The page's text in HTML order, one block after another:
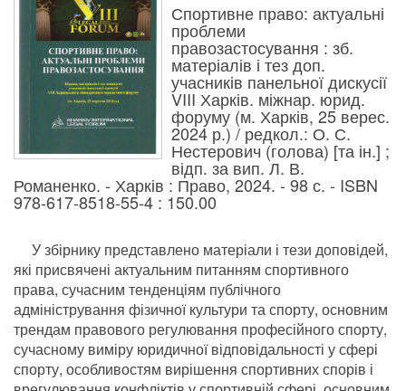
Спортивне право: актуальні
проблеми
правозастосування : зб.
матеріалів і тез доп.
учасників панельної дискусії
VIII Харків. міжнар. юрид.
форуму (м. Харків, 25 верес.
2024 р.) / редкол.: О. С.
Нестерович (голова) [та ін.] ;
відп. за вип. Л. В.
Романенко. - Харків : Право, 2024. - 98 с. - ISBN
978-617-8518-55-4 : 150.00
У збірнику представлено матеріали і тези доповідей,
які присвячені актуальним питанням спортивного
права, сучасним тенденціям публічного
адміністрування фізичної культури та спорту, основним
трендам правового регулювання професійного спорту,
сучасному виміру юридичної відповідальності у сфері
спорту, особливостям вирішення спортивних спорів і